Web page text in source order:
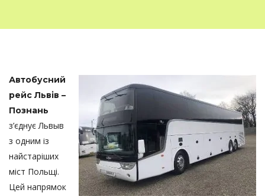
Автобусний
рейс Львів –
Познань
з’єднує Львыв
з одним із
найстаріших
міст Польщі.
Цей напрямок